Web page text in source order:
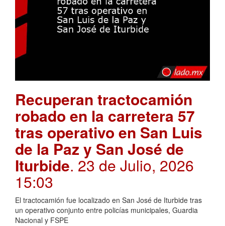
Recuperan tractocamión
robado en la carretera 57
tras operativo en San Luis
de la Paz y San José de
Iturbide. 23 de Julio, 2026
15:03
El tractocamión fue localizado en San José de Iturbide tras
un operativo conjunto entre policías municipales, Guardia
Nacional y FSPE